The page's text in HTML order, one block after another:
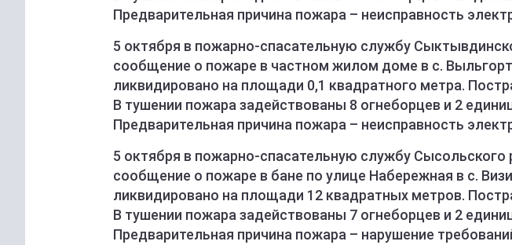
Предварительная причина пожара – неисправность
5 октября в пожарно-спасательную службу
сообщение о пожаре в частном жилом доме в с.
ликвидировано на площади 0,1 квадратного метра.
В тушении пожара задействованы 8 огнеборцев и 2
Предварительная причина пожара – неисправность
5 октября в пожарно-спасательную службу Сысольского
сообщение о пожаре в бане по улице Набережная в с.
ликвидировано на площади 12 квадратных метров.
В тушении пожара задействованы 7 огнеборцев и 2
Предварительная причина пожара – нарушение